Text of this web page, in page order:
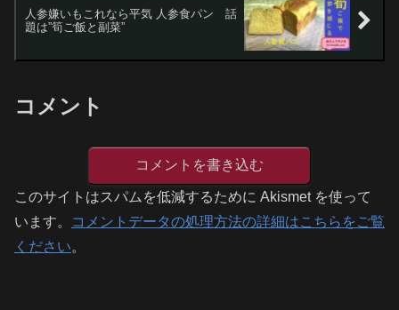
人参嫌いもこれなら平気 人参食パン 話
題は”筍ご飯と副菜”
コメント
コメントを書き込む
このサイトはスパムを低減するために Akismet を使って
います。
コメントデータの処理方法の詳細はこちらをご覧
ください。